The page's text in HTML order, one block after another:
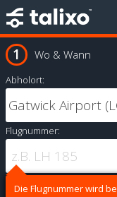
Wo & Wann
Abholort:
Flugnummer:
Die Flugnummer wird